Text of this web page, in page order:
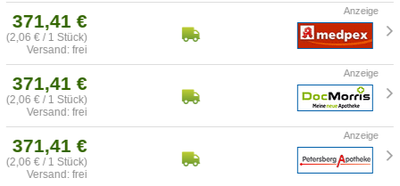
371,41 €
(2,06 € / 1 Stück)
Versand: frei
371,41 €
(2,06 € / 1 Stück)
Versand: frei
371,41 €
(2,06 € / 1 Stück)
Versand: frei